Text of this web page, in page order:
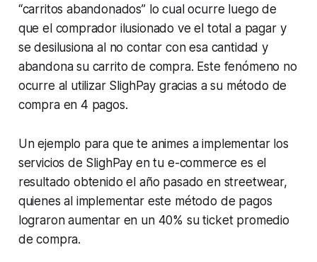
“carritos abandonados” lo cual ocurre luego de
que el comprador ilusionado ve el total a pagar y
se desilusiona al no contar con esa cantidad y
abandona su carrito de compra. Este fenómeno no
ocurre al utilizar SlighPay gracias a su método de
compra en 4 pagos.
Un ejemplo para que te animes a implementar los
servicios de SlighPay en tu e-commerce es el
resultado obtenido el año pasado en streetwear,
quienes al implementar este método de pagos
lograron aumentar en un 40% su ticket promedio
de compra.